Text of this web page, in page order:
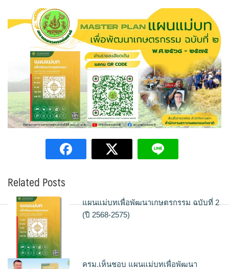
Related Posts
แผนแม่บทเพื่อพัฒนาเกษตรกรรม ฉบับที่ 2
(ปี 2568-2575)
ครม.เห็นชอบ แผนแม่บทเพื่อพัฒนา